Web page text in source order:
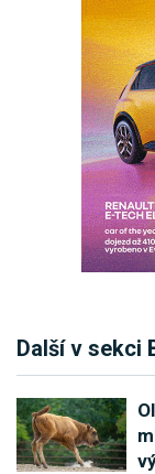
Další v sekci